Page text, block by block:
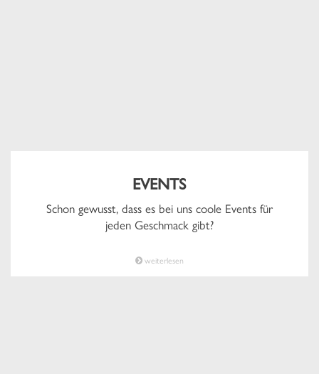
EVENTS
Schon gewusst, dass es bei uns coole Events für
jeden Geschmack gibt?
weiterlesen